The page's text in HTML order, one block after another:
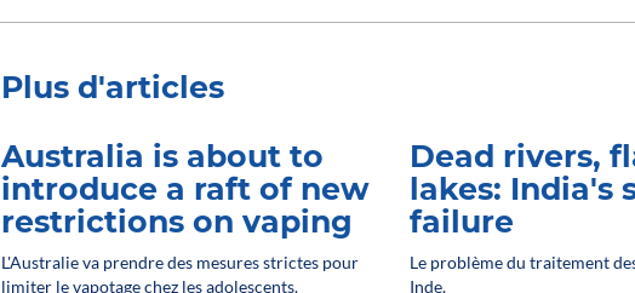
Plus d'articles
Australia is about to
introduce a raft of new
restrictions on vaping
L'Australie va prendre des mesures strictes pour
limiter le vapotage chez les adolescents.
Dead rivers,
lakes: India's
failure
Le problème du traitement
Inde.